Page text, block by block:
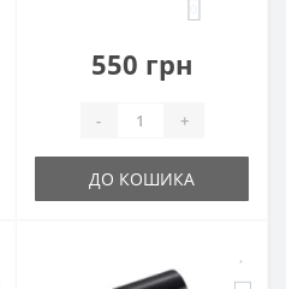
550 грн
- +
ДО КОШИКА